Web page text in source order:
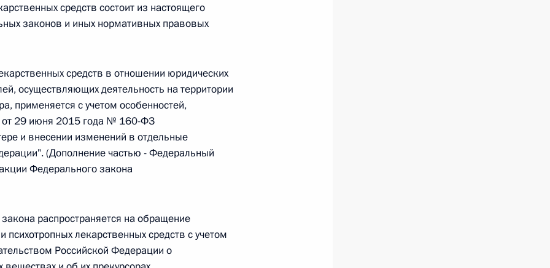
г. № 266-ФЗ
Федерации «О защите прав потребителей»
г. № 247-ФЗ
Российской Федерации об административных
г. № 245-ФЗ
Российской Федерации и Правительством
деятельности с драгоценными металлами,
средств состоит из настоящего
законов и иных нормативных правовых
средств в отношении юридических
осуществляющих деятельность на территории
применяется с учетом особенностей,
от 29 июня 2015 года № 160-ФЗ
и внесении изменений в отдельные
(Дополнение частью - Федеральный
Федерального закона
распространяется на обращение
психотропных лекарственных средств с учетом
Российской Федерации о